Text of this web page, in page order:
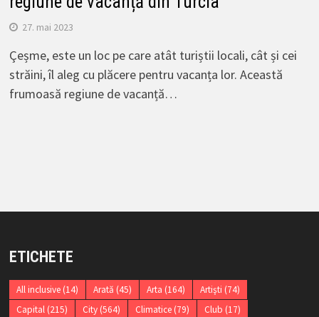
27. mai 2023
Çeșme, este un loc pe care atât turiștii locali, cât și cei
străini, îl aleg cu plăcere pentru vacanța lor. Această
frumoasă regiune de vacanță…
ETICHETE
All inclusive(14) Arată (45) Arta (164) Artişti (74)
Capital(215) City(564) Climatice(79) Club (17)